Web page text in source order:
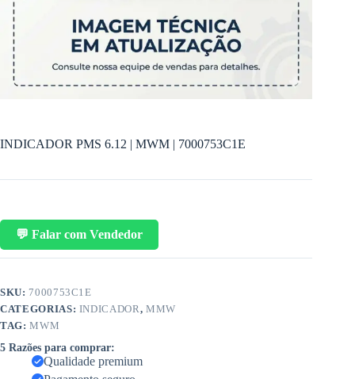
INDICADOR PMS 6.12 | MWM | 7000753C1E
💬 Falar com Vendedor
SKU: 7000753C1E
CATEGORIAS: INDICADOR, MMW
TAG:MWM
5 Razões para comprar:
Qualidade premium